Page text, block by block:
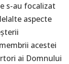
s-au focalizat
aspecte
acestei
ai Domnului